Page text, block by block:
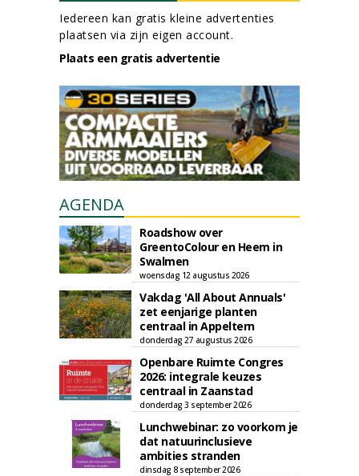
Iedereen kan gratis kleine advertenties
plaatsen via zijn eigen account.
Plaats een gratis advertentie
AGENDA
Roadshow over
GreentoColour en Heem in
Swalmen
woensdag 12 augustus 2026
Vakdag 'All About Annuals'
zet eenjarige planten
centraal in Appeltern
donderdag 27 augustus 2026
Openbare Ruimte Congres
2026: integrale keuzes
centraal in Zaanstad
donderdag 3 september 2026
Lunchwebinar: zo voorkom je
dat natuurinclusieve
ambities stranden
dinsdag 8 september 2026